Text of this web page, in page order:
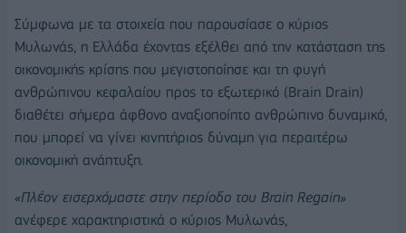
Σύμφωνα με τα στοιχεία που παρουσίασε ο κύριος
Μυλωνάς, η Ελλάδα έχοντας εξέλθει από την κατάσταση της
οικονομικής κρίσης που μεγιστοποίησε και τη φυγή
ανθρώπινου κεφαλαίου προς το εξωτερικό (Brain Drain)
διαθέτει σήμερα άφθονο αναξιοποίητο ανθρώπινο δυναμικό,
που μπορεί να γίνει κινητήριος δύναμη για περαιτέρω
οικονομική ανάπτυξη.
«Πλέον εισερχόμαστε στην περίοδο του Brain Regain»
ανέφερε χαρακτηριστικά ο κύριος Μυλωνάς,